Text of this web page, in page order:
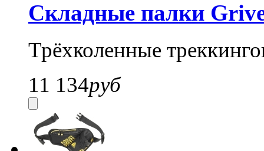
Складные палки
Трёхколенные
11 134руб